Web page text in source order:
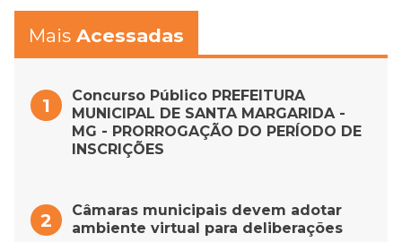
Mais Acessadas
Concurso Público PREFEITURA
MUNICIPAL DE SANTA MARGARIDA -
MG - PRORROGAÇÃO DO PERÍODO DE
INSCRIÇÕES
Câmaras municipais devem adotar
ambiente virtual para deliberações